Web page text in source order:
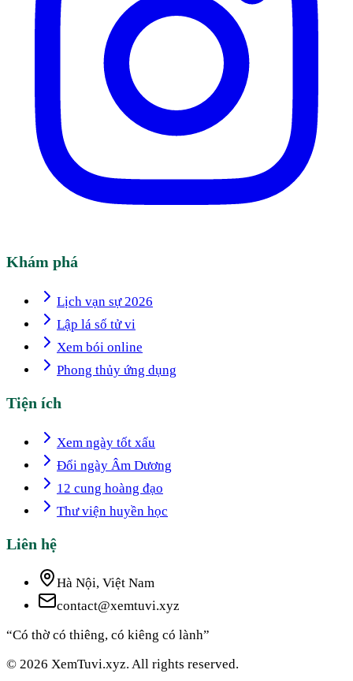
Khám phá
Lịch vạn sự 2026
Lập lá số tử vi
Xem bói online
Phong thủy ứng dụng
Tiện ích
Xem ngày tốt xấu
Đổi ngày Âm Dương
12 cung hoàng đạo
Thư viện huyền học
Liên hệ
Hà Nội, Việt Nam
contact@xemtuvi.xyz
“Có thờ có thiêng, có kiêng có lành”
© 2026 XemTuvi.xyz. All rights reserved.